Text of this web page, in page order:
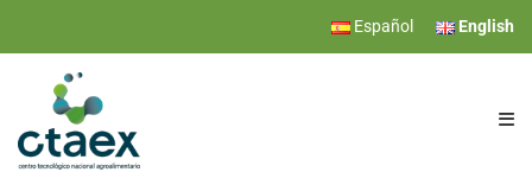
Español English